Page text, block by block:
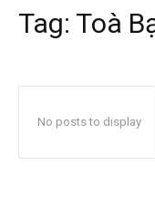
Tag: Toà
No posts to display